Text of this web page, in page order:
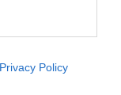
Privacy Policy